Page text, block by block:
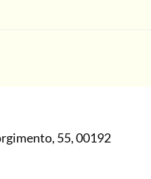
55, 00192